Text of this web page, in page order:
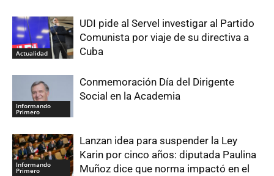
Actualidad
UDI pide al Servel investigar al Partido
Comunista por viaje de su directiva a
Cuba
Informando
Primero
Conmemoración Día del Dirigente
Social en la Academia
Informando
Primero
Lanzan idea para suspender la Ley
Karin por cinco años: diputada Paulina
Muñoz dice que norma impactó en el